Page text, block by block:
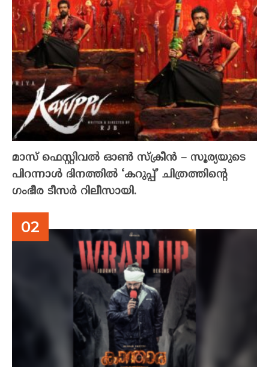
മാസ് ഫെസ്റ്റിവൽ ഓൺ സ്‌ക്രീൻ – സൂര്യയുടെ
പിറന്നാൾ ദിനത്തിൽ ‘കറുപ്പ്’ ചിത്രത്തിന്റെ
ഗംഭീര ടീസർ റിലീസായി.